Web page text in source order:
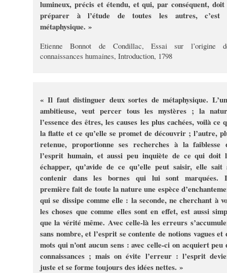
lumineux, précis et étendu, et qui, par conséquent, doit
préparer à l’étude de toutes les autres, c’est
métaphysique. »
Etienne Bonnot de Condillac, Essai sur l’origine
connaissances humaines, Introduction, 1798
« Il faut distinguer deux sortes de métaphysique.
ambitieuse, veut percer tous les mystères ; la
l’essence des êtres, les causes les plus cachées, voilà ce
la flatte et ce qu’elle se promet de découvrir ; l’autre,
retenue, proportionne ses recherches à la faiblesse
l’esprit humain, et aussi peu inquiète de ce qui doit
échapper, qu’avide de ce qu’elle peut saisir, elle sait
contenir dans les bornes qui lui sont marquées.
première fait de toute la nature une espèce
qui se dissipe comme elle : la seconde, ne cherchant à
les choses que comme elles sont en effet, est aussi
que la vérité même. Avec celle-là les erreurs
sans nombre, et l’esprit se contente de notions vagues et
mots qui n’ont aucun sens : avec celle-ci on acquiert peu
connaissances ; mais on évite l’erreur : l’esprit
juste et se forme toujours des idées nettes. »